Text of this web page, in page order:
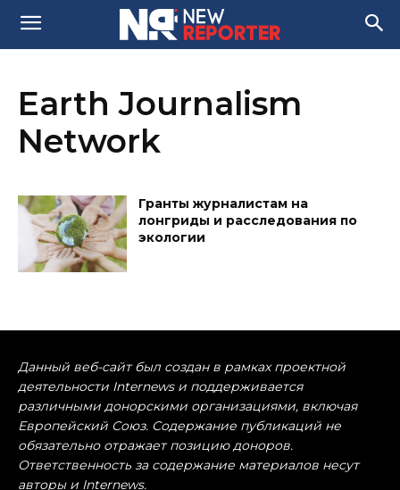
Earth Journalism
Network
Гранты журналистам на
лонгриды и расследования по
экологии
Данный веб-сайт был создан в рамках проектной
деятельности Internews и поддерживается
различными донорскими организациями, включая
Европейский Союз. Содержание публикаций не
обязательно отражает позицию доноров.
Ответственность за содержание материалов несут
авторы и Internews.